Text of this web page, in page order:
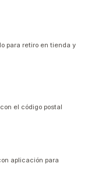
para retiro en tienda y
el código postal
aplicación para